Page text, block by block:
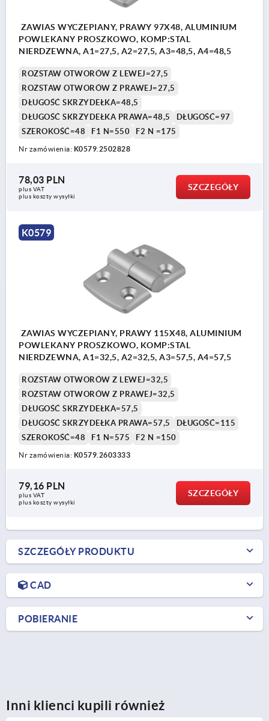
ZAWIAS WYCZEPIANY, PRAWY 97X48, ALUMINIUM
POWLEKANY PROSZKOWO, KOMP:STAL
NIERDZEWNA, A1=27,5, A2=27,5, A3=48,5, A4=48,5
ROZSTAW OTWORÓW Z LEWEJ=27,5
ROZSTAW OTWORÓW Z PRAWEJ=27,5
DŁUGOŚĆ SKRZYDEŁKA=48,5
DŁUGOŚĆ SKRZYDEŁKA PRAWA=48,5
DŁUGOŚĆ=97
SZEROKOŚĆ=48
F1 N=550 F2 N =175
Nr zamówienia: K0579.2502828
78,03 PLN
plus VAT
plus koszty wysyłki
SZCZEGÓŁY
K0579
ZAWIAS WYCZEPIANY, PRAWY 115X48, ALUMINIUM
POWLEKANY PROSZKOWO, KOMP:STAL
NIERDZEWNA, A1=32,5, A2=32,5, A3=57,5, A4=57,5
ROZSTAW OTWORÓW Z LEWEJ=32,5
ROZSTAW OTWORÓW Z PRAWEJ=32,5
DŁUGOŚĆ SKRZYDEŁKA=57,5
DŁUGOŚĆ SKRZYDEŁKA PRAWA=57,5
DŁUGOŚĆ=115
SZEROKOŚĆ=48
F1 N=575 F2 N =150
Nr zamówienia: K0579.2603333
79,16 PLN
plus VAT
plus koszty wysyłki
SZCZEGÓŁY
SZCZEGÓŁY PRODUKTU
CAD
POBIERANIE
Inni klienci kupili również